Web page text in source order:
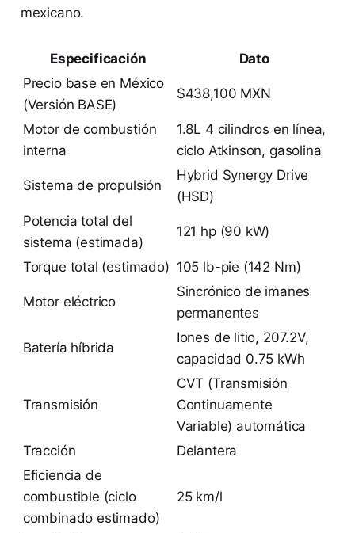
mexicano.
Especificación
Dato
Precio base en México
(Versión BASE)
$438,100 MXN
Motor de combustión
interna
1.8L 4 cilindros en línea,
ciclo Atkinson, gasolina
Sistema de propulsión
Hybrid Synergy Drive
(HSD)
Potencia total del
sistema (estimada)
121 hp (90 kW)
Torque total (estimado) 105 lb-pie (142 Nm)
Motor eléctrico
Sincrónico de imanes
permanentes
Batería híbrida
Iones de litio, 207.2V,
capacidad 0.75 kWh
Transmisión
CVT (Transmisión
Continuamente
Variable) automática
Tracción
Delantera
Eficiencia de
combustible (ciclo
combinado estimado)
25 km/l